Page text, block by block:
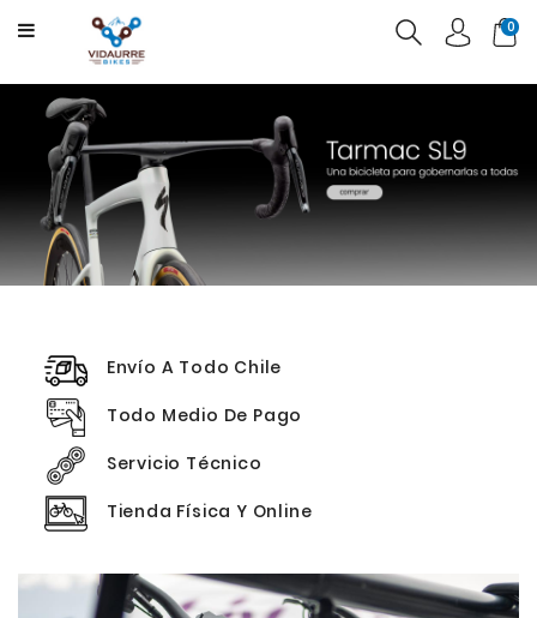
CATEGORY
BICICLETAS
PRODUCTOS
USADAS
OFERTAS
0
Envío A Todo Chile
Todo Medio De Pago
Servicio Técnico
Tienda Física Y Online